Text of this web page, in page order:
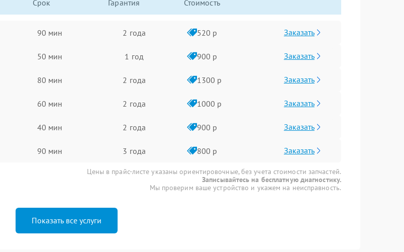
Срок Гарантия Стоимость
90 мин 2 года 520 р Заказать
50 мин 1 год 900 р Заказать
80 мин 2 года 1300 р Заказать
60 мин 2 года 1000 р Заказать
40 мин 2 года 900 р Заказать
90 мин 3 года 800 р Заказать
Цены в прайс-листе указаны ориентировочные, без учета стоимости запчастей.
Записывайтесь на бесплатную диагностику.
Мы проверим ваше устройство и укажем на неисправность.
Показать все услуги